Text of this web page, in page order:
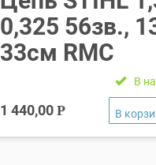
0,325 56зв.,
33см RMC
В
1 440,00Р